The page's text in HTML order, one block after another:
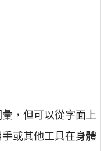
，但可以從字面上
或其他工具在身體